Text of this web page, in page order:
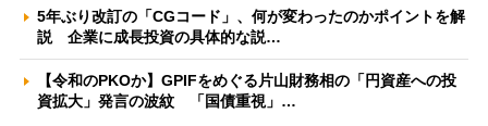
5年ぶり改訂の「CGコード」、何が変わったのかポイントを解
説 企業に成長投資の具体的な説…
【令和のPKOか】GPIFをめぐる片山財務相の「円資産への投
資拡大」発言の波紋 「国債重視」…